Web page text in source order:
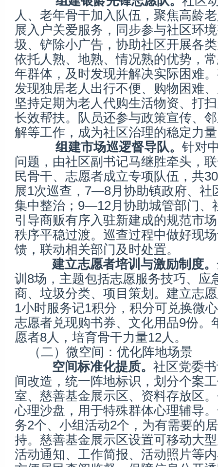
人、老年骨干加入队伍，聚焦高龄
展入户关爱服务，同步参与社区环
圾、铲除小广告，协助社区开展各
依托人熟、地熟、情况熟的优势，
年群体，及时发现并解决实际困难
发现独居老人出行不便、购物困难
坚持定期为老人代购生活物资、打
长效帮扶。队员还参与政策宣传、
解等工作，成为社区治理的稳定力
组建市场巡逻督导队。 针对
问题，由社区副书记马继胜牵头，
民骨干、志愿者成立专项队伍，共
展1次巡查，7—8月协助镇政府、社
集中整治；9—12月协助城管部门、
引导商贩有序入驻新建成的规范市
秩序平稳过渡。巡查过程中做好现
馈，联动相关部门及时处置。
建立志愿者培训与激励制度。
训8场，主题包括志愿服务技巧、应
商、垃圾分类、项目策划。建立志
1小时服务记1积分，积分可兑换微
志愿者兑现购书券、文化用品9份。
愿者8人，培育骨干力量12人。
（二）微空间：优化阵地场景
空间标准化提质。 社区党委
间改造，统一阵地标识，划分个案
室、慈善基金展示区、资料存放区
心理沙盘，用于特殊群体心理辅导
务2个、小组活动2个，为有需要的
持。慈善基金展示区设置可移动大
活动通知、工作简报、活动照片等